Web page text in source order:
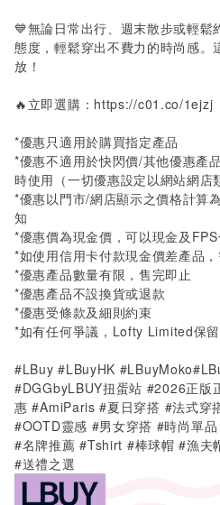
💙無論日常出行、週末散步或輕鬆
態度，輕鬆穿出不費力的時尚感
放！
🔥立即選購： https://c01.co/1ejzj
*優惠只適用於購買指定產品
*優惠不適用於快閃價/其他優惠產
時使用（一切優惠設定以網站網店
*優惠以門市/網店顯示之價格計算
知
*優惠價為現金價，可以現金及
*如使用信用卡付款現金價差產品
*優惠產品數量有限，售完即止
*優惠產品不設換貨或退款
*優惠受條款及細則約束
*如有任何爭議，Lofty Limited保
#LBuy #LBuyHK
#DGGbyLBUY扭蛋站 #2026正版
惠 #AmiParis #夏日穿搭 #法式穿
#OOTD靈感 #男女穿搭 #時尚單
#名牌推薦#Tshirt #棒球帽 #漁
#送禮之選